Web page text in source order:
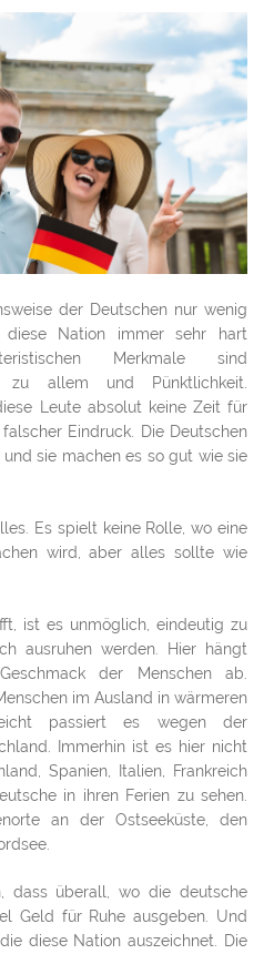
der Deutschen nur wenig
Nation immer sehr hart
Merkmale sind
zu allem und Pünktlichkeit.
Leute absolut keine Zeit für
Eindruck. Die Deutschen
sie machen es so gut wie sie
Es spielt keine Rolle, wo eine
wird, aber alles sollte wie
ist es unmöglich, eindeutig zu
ausruhen werden. Hier hängt
der Menschen ab.
im Ausland in wärmeren
passiert es wegen der
Immerhin ist es hier nicht
Spanien, Italien, Frankreich
in ihren Ferien zu sehen.
an der Ostseeküste, den
dass überall, wo die deutsche
Geld für Ruhe ausgeben. Und
diese Nation auszeichnet. Die